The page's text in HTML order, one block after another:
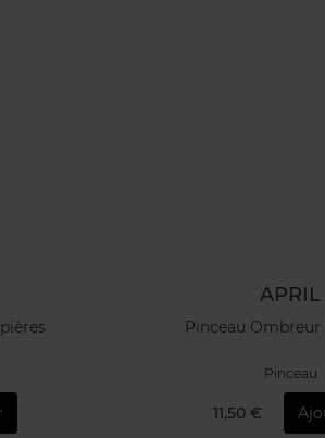
APRIL
Pinceau Ombreur
Pinceau
11,50 €